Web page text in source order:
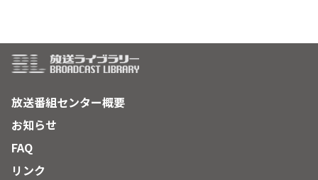
放送番組センター概要
お知らせ
FAQ
リンク